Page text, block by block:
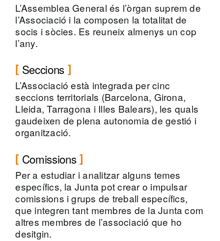
L’Assemblea General és l’òrgan suprem de
l’Associació i la composen la totalitat de
socis i sòcies. Es reuneix almenys un cop
l’any.
Seccions
L’Associació està integrada per cinc
seccions territorials (Barcelona, Girona,
Lleida, Tarragona i Illes Balears), les quals
gaudeixen de plena autonomia de gestió i
organització.
Comissions
Per a estudiar i analitzar alguns temes
específics, la Junta pot crear o impulsar
comissions i grups de treball específics,
que integren tant membres de la Junta com
altres membres de l’associació que ho
desitgin.